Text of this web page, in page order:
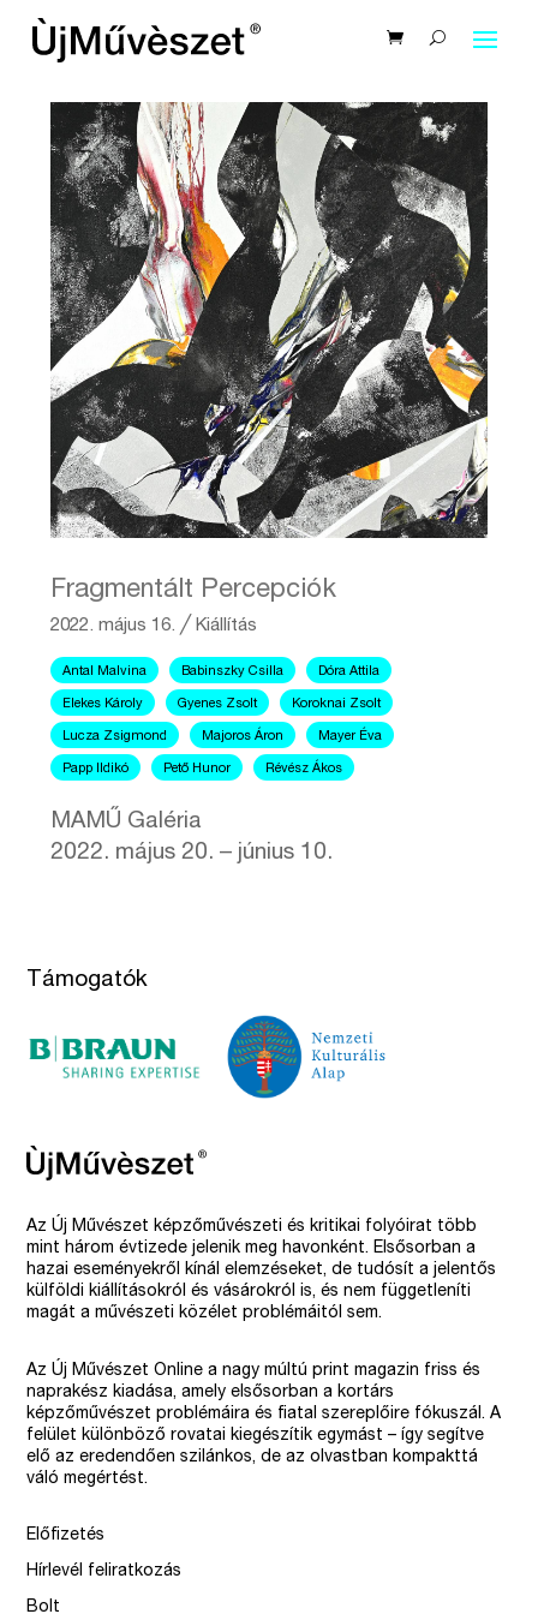
Fragmentált Percepciók
2022. május 16. ╱Kiállítás
Antal Malvina Babinszky Csilla Dóra Attila
Elekes Károly Gyenes Zsolt Koroknai Zsolt
Lucza Zsigmond Majoros Áron Mayer Éva
Papp Ildikó Pető Hunor Révész Ákos
MAMŰ Galéria
2022. május 20. – június 10.
Támogatók
Az Új Művészet képzőművészeti és kritikai folyóirat több
mint három évtizede jelenik meg havonként. Elsősorban a
hazai eseményekről kínál elemzéseket, de tudósít a jelentős
külföldi kiállításokról és vásárokról is, és nem függetleníti
magát a művészeti közélet problémáitól sem.
Az Új Művészet Online a nagy múltú print magazin friss és
naprakész kiadása, amely elsősorban a kortárs
képzőművészet problémáira és fiatal szereplőire fókuszál. A
felület különböző rovatai kiegészítik egymást – így segítve
elő az eredendően szilánkos, de az olvastban kompakttá
váló megértést.
Előfizetés
Hírlevél feliratkozás
Bolt